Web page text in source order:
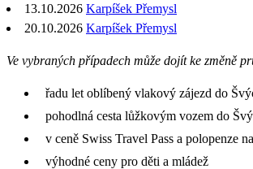
13.10.2026 Karpíšek Přemysl
20.10.2026 Karpíšek Přemysl
Ve vybraných případech může dojít ke změně
řadu let oblíbený vlakový zájezd do
pohodlná cesta lůžkovým vozem do
v ceně Swiss Travel Pass a polopenze
výhodné ceny pro děti a mládež